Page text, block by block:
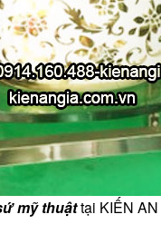
mỹ thuậttại KIẾN AN